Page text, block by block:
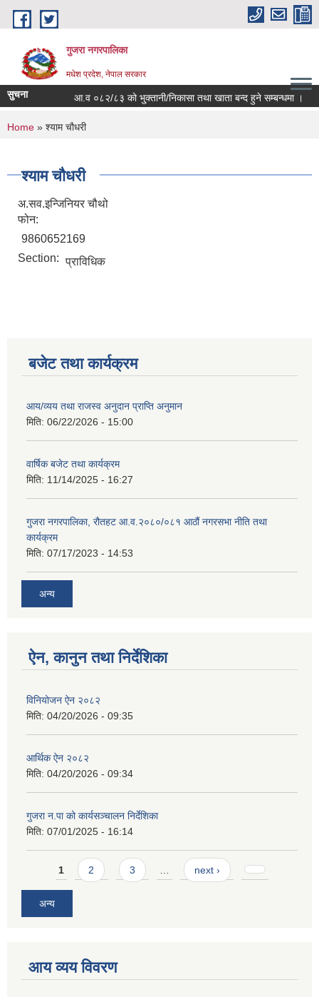
Skip to main content
गुजरा नगरपालिका
मधेश प्रदेश, नेपाल सरकार
सुचना आ.व ०८२/८३ को भु्क्तानी/निकासा तथा खाता बन्द हुने सम्बन्धमा ।
You are here
Home » श्याम चौधरी
श्याम चौधरी
अ.सव.इन्जिनियर चौथो
फोन:
9860652169
Section: प्राविधिक
बजेट तथा कार्यक्रम
आय/व्यय तथा राजस्व अनुदान प्राप्ति अनुमान
मिति: 06/22/2026 - 15:00
वार्षिक बजेट तथा कार्यक्रम
मिति: 11/14/2025 - 16:27
गुजरा नगरपालिका, रौतहट आ.व.२०८०/०८१ आठौं नगरसभा नीति तथा
कार्यक्रम
मिति: 07/17/2023 - 14:53
अन्य
ऐन, कानुन तथा निर्देशिका
विनियोजन ऐन २०८२
मिति: 04/20/2026 - 09:35
आर्थिक ऐन २०८२
मिति: 04/20/2026 - 09:34
गुजरा न.पा को कार्यसञ्चालन निर्देशिका
मिति: 07/01/2025 - 16:14
Pages
1 2 3 … next ›
अन्य
आय व्यय विवरण